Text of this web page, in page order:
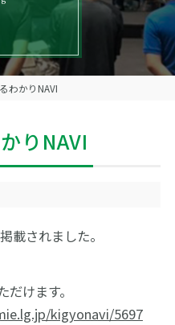
術
理
わかりNAVI
りNAVI
載されました。
けます。
kigyonavi/5697